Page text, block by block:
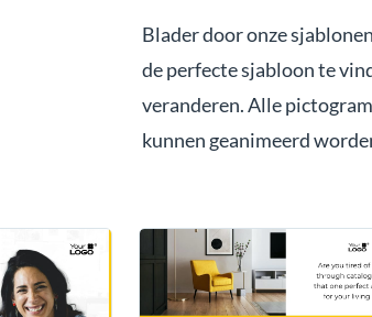
Blader door onze
de perfecte sjabloon te
veranderen. Alle
kunnen geanimeerd